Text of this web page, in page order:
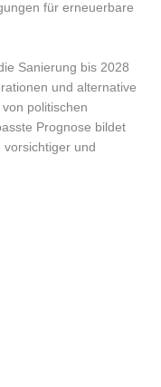
für erneuerbare
Sanierung bis 2028
und alternative
politischen
Prognose bildet
und